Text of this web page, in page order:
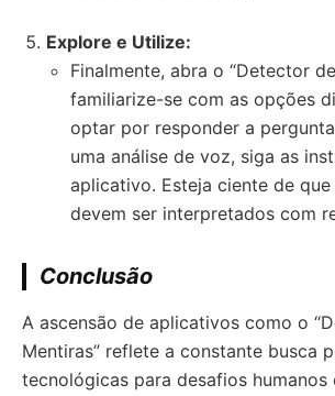
Explore e Utilize:
Finalmente, abra o “Detector
familiarize-se com as opções
optar por responder a
uma análise de voz, siga as
aplicativo. Esteja ciente de
devem ser interpretados com
Conclusão
A ascensão de aplicativos como o
Mentiras” reflete a constante busca
tecnológicas para desafios humanos